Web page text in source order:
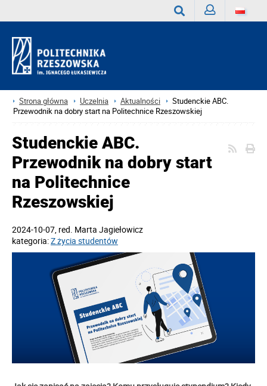
Strona główna Uczelnia Aktualności
Studenckie ABC.
Przewodnik na dobry start na Politechnice Rzeszowskiej
Studenckie ABC.
Przewodnik na dobry start
na Politechnice
Rzeszowskiej
2024-10-07, red. Marta Jagiełowicz
kategoria:Z życia studentów